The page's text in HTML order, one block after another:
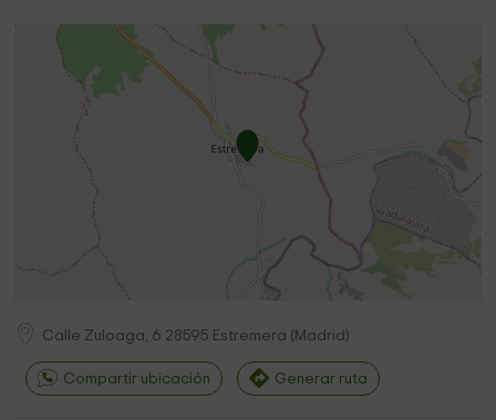
Calle Zuloaga, 6 28595 Estremera ( Madrid )
Compartir ubicación Generar ruta